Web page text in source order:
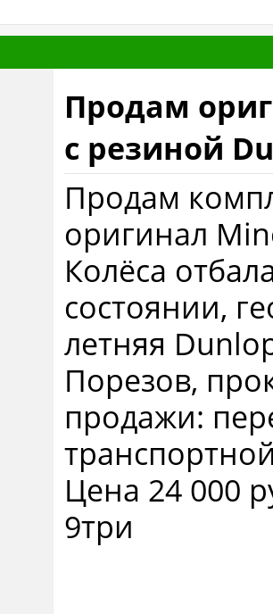
Продам
с резиной
Продам
оригинал
Колёса
состоянии,
летняя
Порезов,
продажи:
Цена 24 000
9три